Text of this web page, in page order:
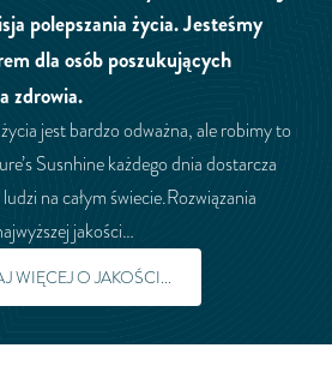
polepszania życia. Jesteśmy
dla osób poszukujących
zdrowia.
jest bardzo odważna, ale robimy to
Susnhine każdego dnia dostarcza
na całym świecie.Rozwiązania
jakości…
WIĘCEJ O JAKOŚCI...